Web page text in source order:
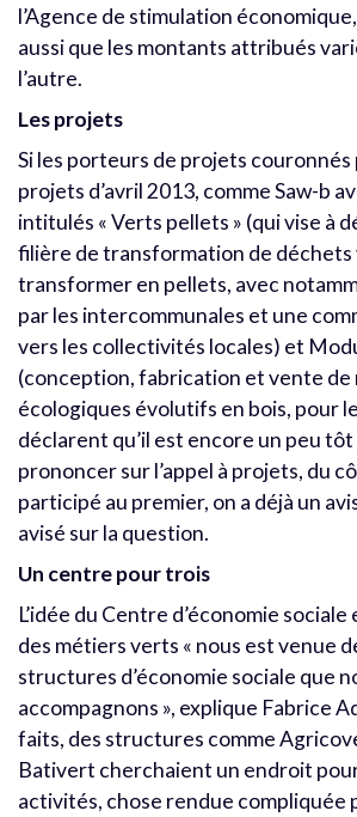
l’Agence de stimulation
aussi que les montants attribués
l’autre.
Les projets
Si les porteurs de projets couronnés
projets d’avril 2013, comme Saw-b
intitulés « Verts pellets » (qui vise à
filière de transformation de déchets
transformer en pellets, avec
par les intercommunales et une
vers les collectivités locales) et
(conception, fabrication et vente de
écologiques évolutifs en bois, pour
déclarent qu’il est encore un peu tôt
prononcer sur l’appel à projets, du
participé au premier, on a déjà un
avisé sur la question.
Un centre pour trois
L’idée du Centre d’économie
des métiers verts « nous est venue
structures d’économie sociale que
accompagnons », explique Fabrice
faits, des structures comme
Bativert cherchaient un endroit
activités, chose rendue compliquée